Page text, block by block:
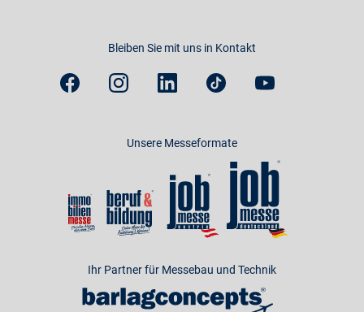
Bleiben Sie mit uns in Kontakt
Unsere Messeformate
Ihr Partner für Messebau und Technik